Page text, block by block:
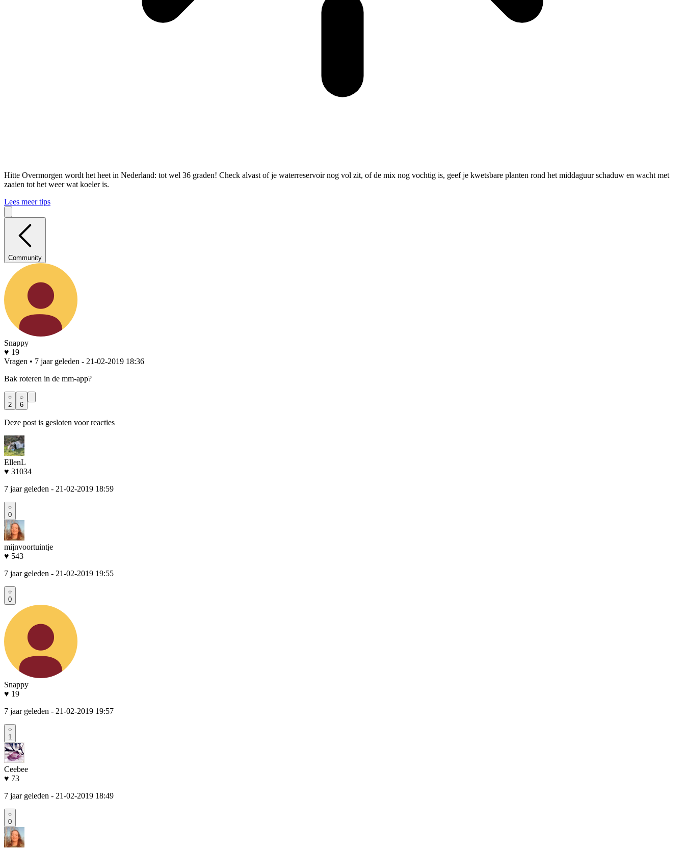
Hitte Overmorgen wordt het heet in Nederland: tot wel 36 graden! Check alvast of je waterreservoir nog vol zit, of de mix nog vochtig is, geef je kwetsbare planten rond het middaguur schaduw en wacht met
zaaien tot het weer wat koeler is.
Lees meer tips
Community
Snappy
♥ 19
Vragen • 7 jaar geleden - 21-02-2019 18:36
Bak roteren in de mm-app?
2 6
Deze post is gesloten voor reacties
EllenL
♥ 31034
7 jaar geleden - 21-02-2019 18:59
0
mijnvoortuintje
♥ 543
7 jaar geleden - 21-02-2019 19:55
0
Snappy
♥ 19
7 jaar geleden - 21-02-2019 19:57
1
Ceebee
♥ 73
7 jaar geleden - 21-02-2019 18:49
0